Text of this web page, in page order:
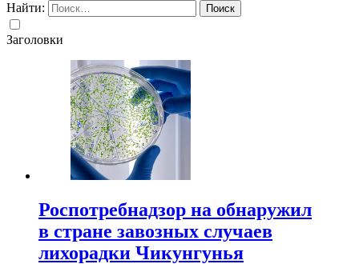
Найти:
Заголовки
Роспотребнадзор на обнаружил
в стране завозных случаев
лихорадки Чикунгунья